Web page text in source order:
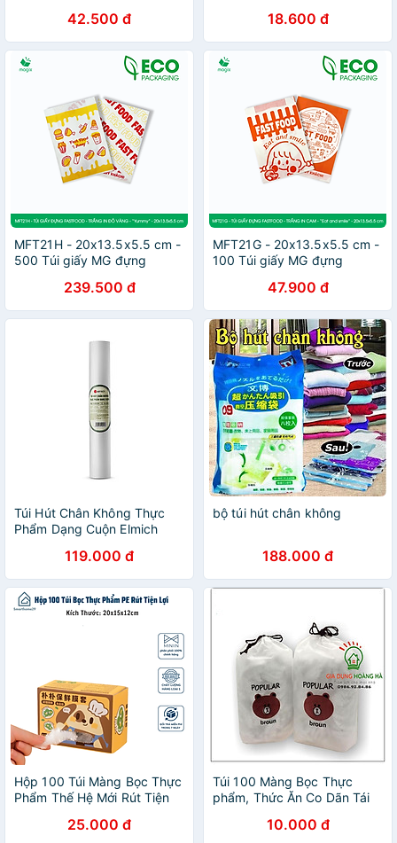
42.500 đ 18.600 đ
MFT21H - 20x13.5x5.5 cm -
500 Túi giấy MG đựng
239.500 đ
MFT21G - 20x13.5x5.5 cm -
100 Túi giấy MG đựng
47.900 đ
Túi Hút Chân Không Thực
Phẩm Dạng Cuộn Elmich
Hàng Chính Hãng-JoyMall
119.000 đ
bộ túi hút chân không
188.000 đ
Hộp 100 Túi Màng Bọc Thực
Phẩm Thế Hệ Mới Rút Tiện
Siêu Dai Có Nắp Đậy Kín
25.000 đ
Túi 100 Màng Bọc Thực
phẩm, Thức Ăn Co Dãn Tái
10.000 đ